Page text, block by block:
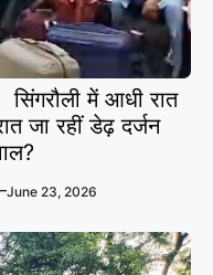
में आधी रात
जा रहीं डेढ़ दर्जन
June 23, 2026